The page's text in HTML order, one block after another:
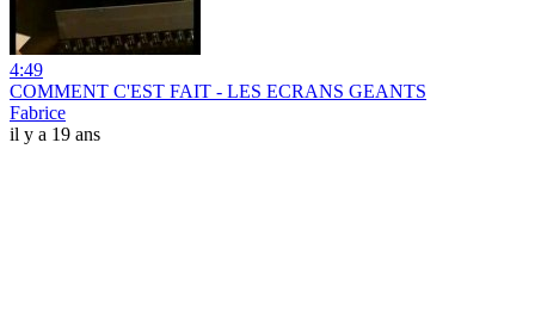
4:49
COMMENT C'EST FAIT - LES ECRANS GEANTS
Fabrice
il y a 19 ans